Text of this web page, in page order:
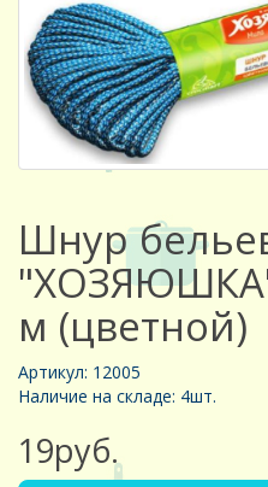
Шнур
м (цветной)
Артикул: 12005
Наличие на складе: 4шт.
19руб.